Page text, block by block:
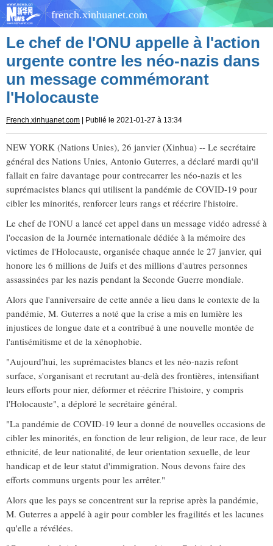
french.xinhuanet.com
Le chef de l'ONU appelle à l'action
urgente contre les néo-nazis dans
un message commémorant
l'Holocauste
French.xinhuanet.com | Publié le 2021-01-27 à 13:34
NEW YORK (Nations Unies), 26 janvier (Xinhua) -- Le secrétaire
général des Nations Unies, Antonio Guterres, a déclaré mardi qu'il
fallait en faire davantage pour contrecarrer les néo-nazis et les
suprémacistes blancs qui utilisent la pandémie de COVID-19 pour
cibler les minorités, renforcer leurs rangs et réécrire l'histoire.
Le chef de l'ONU a lancé cet appel dans un message vidéo adressé à
l'occasion de la Journée internationale dédiée à la mémoire des
victimes de l'Holocauste, organisée chaque année le 27 janvier, qui
honore les 6 millions de Juifs et des millions d'autres personnes
assassinées par les nazis pendant la Seconde Guerre mondiale.
Alors que l'anniversaire de cette année a lieu dans le contexte de la
pandémie, M. Guterres a noté que la crise a mis en lumière les
injustices de longue date et a contribué à une nouvelle montée de
l'antisémitisme et de la xénophobie.
"Aujourd'hui, les suprémacistes blancs et les néo-nazis refont
surface, s'organisant et recrutant au-delà des frontières, intensifiant
leurs efforts pour nier, déformer et réécrire l'histoire, y compris
l'Holocauste", a déploré le secrétaire général.
"La pandémie de COVID-19 leur a donné de nouvelles occasions de
cibler les minorités, en fonction de leur religion, de leur race, de leur
ethnicité, de leur nationalité, de leur orientation sexuelle, de leur
handicap et de leur statut d'immigration. Nous devons faire des
efforts communs urgents pour les arrêter."
Alors que les pays se concentrent sur la reprise après la pandémie,
M. Guterres a appelé à agir pour combler les fragilités et les lacunes
qu'elle a révélées.